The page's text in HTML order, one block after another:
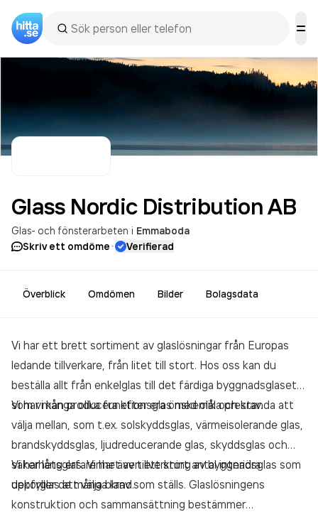
Glass Nordic DistributionAB
Glas- och fönsterarbeten i Emmaboda
Skriv ett omdöme· Verifierad
Överblick Omdömen Bilder Bolagsdata
Vi har ett brett sortiment av glaslösningar från Europas
ledande tillverkare, från litet till stort. Hos oss kan du
beställa allt från enkelglas till det färdiga byggnadsglaset,
som vi kan producera efter era önskemål och krav.
Vi har många olika funktionsglas med olika prestanda att
välja mellan, som t.ex. solskyddsglas, värmeisolerande glas,
brandskyddsglas, ljudreducerande glas, skyddsglas och
säkerhetsglas. Vi har även ett stort antal interiöra
dekorglas att välja bland.
Vi har lång erfarenhet av tillverkning av byggnadsglas som
uppfyller de många krav som ställs. Glaslösningens
konstruktion och sammansättning bestämmer